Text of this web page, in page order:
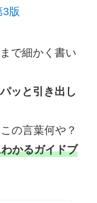
版
で細かく書い
ッと引き出し
の言葉何や？
かるガイドブ